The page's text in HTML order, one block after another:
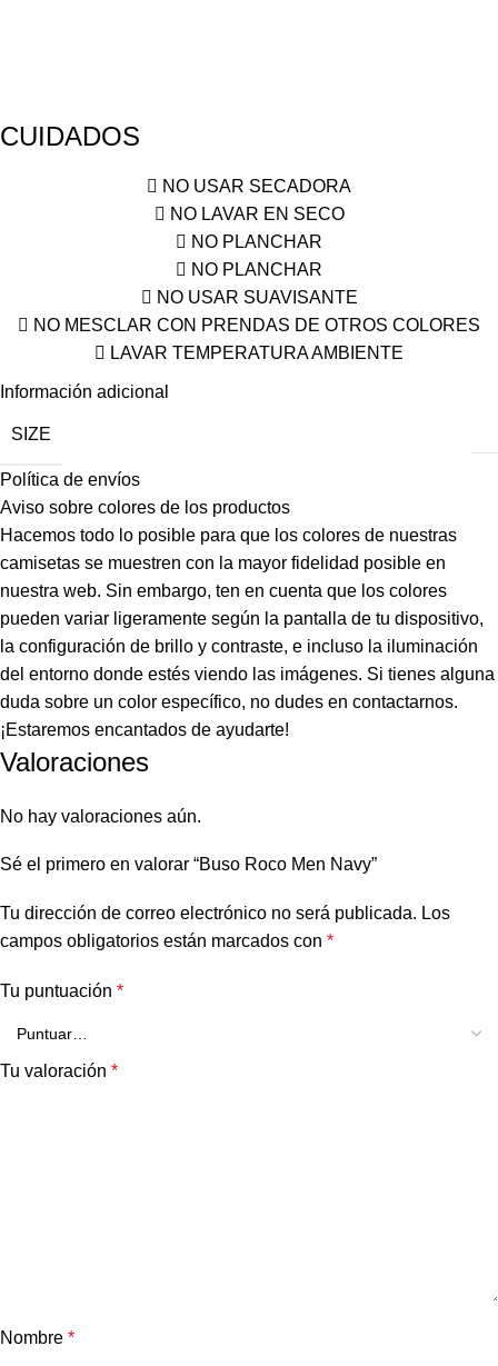
CUIDADOS
NO USAR SECADORA
NO LAVAR EN SECO
NO PLANCHAR
NO PLANCHAR
NO USAR SUAVISANTE
NO MESCLAR CON PRENDAS DE OTROS COLORES
LAVAR TEMPERATURA AMBIENTE
Información adicional
SIZE
Política de envíos
Aviso sobre colores de los productos
Hacemos todo lo posible para que los colores de nuestras
camisetas se muestren con la mayor fidelidad posible en
nuestra web. Sin embargo, ten en cuenta que los colores
pueden variar ligeramente según la pantalla de tu dispositivo,
la configuración de brillo y contraste, e incluso la iluminación
del entorno donde estés viendo las imágenes. Si tienes alguna
duda sobre un color específico, no dudes en contactarnos.
¡Estaremos encantados de ayudarte!
Valoraciones
No hay valoraciones aún.
Sé el primero en valorar “Buso Roco Men Navy”
Tu dirección de correo electrónico no será publicada. Los
campos obligatorios están marcados con *
Tu puntuación *
Tu valoración *
Nombre *